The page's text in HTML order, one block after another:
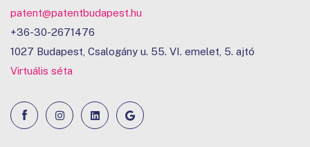
patent@patentbudapest.hu
+36-30-2671476
1027 Budapest, Csalogány u. 55. VI. emelet, 5. ajtó
Virtuális séta